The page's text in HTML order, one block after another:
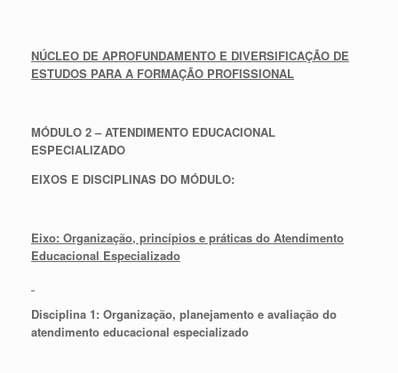
NÚCLEO DE APROFUNDAMENTO E DIVERSIFICAÇÃO DE
ESTUDOS PARA A FORMAÇÃO PROFISSIONAL
MÓDULO 2 – ATENDIMENTO EDUCACIONAL
ESPECIALIZADO
EIXOS E DISCIPLINAS DO MÓDULO:
Eixo: Organização, princípios e práticas do Atendimento
Educacional Especializado
Disciplina 1: Organização, planejamento e avaliação do
atendimento educacional especializado